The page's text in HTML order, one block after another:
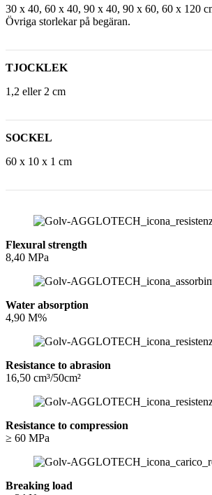
30 x 40, 60 x 40, 90 x 40, 90 x 60, 60 x 120
Övriga storlekar på begäran.
TJOCKLEK
1,2 eller 2 cm
SOCKEL
60 x 10 x 1 cm
Flexural strength
8,40 MPa
Water absorption
4,90 M%
Resistance to abrasion
16,50 cm³/50cm²
Resistance to compression
≥ 60 MPa
Breaking load